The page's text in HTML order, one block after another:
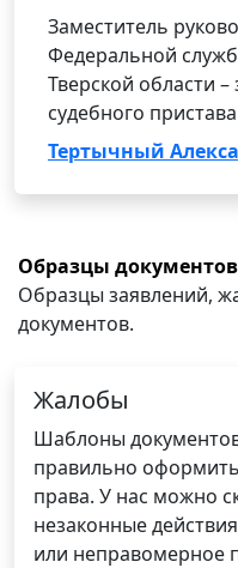
Заместитель
Федеральной
Тверской области –
судебного
Тертычный
Образцы документов
Образцы заявлений,
документов.
Жалобы
Шаблоны
правильно
права. У нас можно
незаконные
или неправомерное